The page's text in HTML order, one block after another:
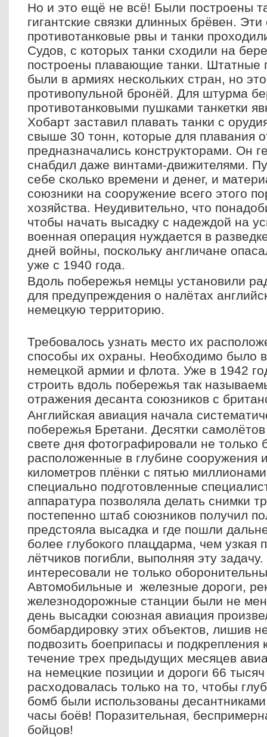
Но и это ещё не всё! Были построены
гигантские связки длинных брёвен. Эти
противотанковые рвы и танки
Судов, с которых танки сходили на
построены плавающие танки. Штатные
были в армиях нескольких стран, но
противопульной бронёй. Для штурма
противотанковыми пушками танкетки
Хобарт заставил плавать танки с
свыше 30 тонн, которые для плавания
предназначались конструкторами. Он
снабдил даже винтами-движителями.
себе сколько времени и денег, и
союзники на сооружение всего этого
хозяйства. Неудивительно, что
чтобы начать высадку с надеждой на
военная операция нуждается в
дней войны, поскольку англичане
уже с 1940 года.
Вдоль побережья немцы установили
для предупреждения о налётах
немецкую территорию.
Требовалось узнать место их
способы их охраны. Необходимо было
немецкой армии и флота. Уже в 1942
строить вдоль побережья так
отражения десанта союзников с
Английская авиация начала
побережья Бретани. Десятки
свете дня фотографировали не только
расположенные в глубине сооружения
километров плёнки с пятью
специально подготовленные
аппаратура позволяла делать снимки
постепенно штаб союзников получил
предстояла высадка и где пошли
более глубокого плацдарма, чем узкая
лётчиков погибли, выполняя эту
интересовали не только
Автомобильные и железные дороги,
железнодорожные станции были не
день высадки союзная авиация
бомбардировку этих объектов, лишив
подвозить боеприпасы и подкрепления
течение трех предыдущих месяцев
на немецкие позиции и дороги 66
расходовалась только на то, чтобы
бомб были использованы
часы боёв! Поразительная,
бойцов!